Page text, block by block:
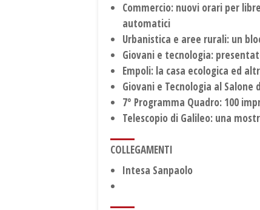
Commercio: nuovi orari per
automatici
Urbanistica e aree rurali: un
Giovani e tecnologia:
Empoli: la casa ecologica ed
Giovani e Tecnologia al Salone
7° Programma Quadro: 100
Telescopio di Galileo: una
COLLEGAMENTI
Intesa Sanpaolo